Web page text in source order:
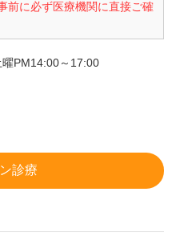
前に必ず医療機関に直接ご確
PM14:00～17:00
診療